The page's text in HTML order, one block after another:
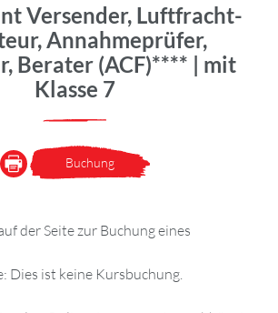
Versender, Luftfracht-
Annahmeprüfer,
Berater (ACF)**** | mit
Klasse 7
Buchung
der Seite zur Buchung eines
Dies ist keine Kursbuchung.